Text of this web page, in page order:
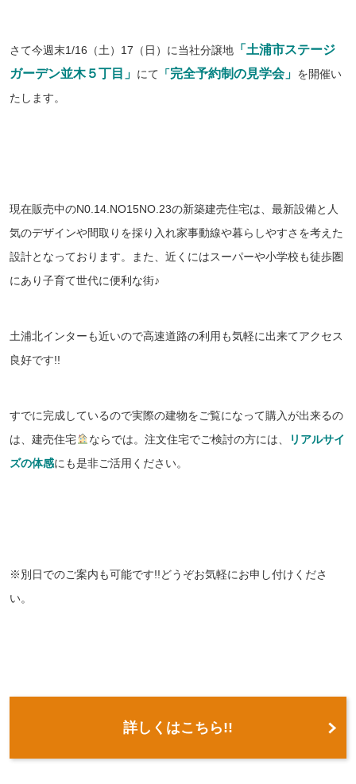
さて今週末1/16（土）17（日）に当社分譲地「土浦市ステージ
ガーデン並木５丁目」 にて 「完全予約制の見学会」 を開催い
たします。
現在販売中のN0.14.NO15NO.23の新築建売住宅は、最新設備と人
気のデザインや間取りを採り入れ家事動線や暮らしやすさを考えた
設計となっております。また、近くにはスーパーや小学校も徒歩圏
にあり子育て世代に便利な街♪
土浦北インターも近いので高速道路の利用も気軽に出来てアクセス
良好です!!
すでに完成しているので実際の建物をご覧になって購入が出来るの
は、建売住宅
ならでは。 注文住宅でご検討の方には、
リアルサイ
ズの体感にも是非ご活用ください。
※別日でのご案内も可能です!!どうぞお気軽にお申し付けくださ
い。
詳しくはこちら!!